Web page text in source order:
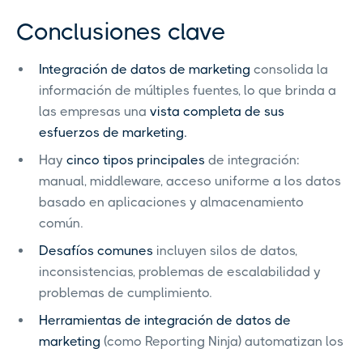
Conclusiones clave
Integración de datos de marketing consolida la
información de múltiples fuentes, lo que brinda a
las empresas una vista completa de sus
esfuerzos de marketing.
Hay cinco tipos principales de integración:
manual, middleware, acceso uniforme a los datos
basado en aplicaciones y almacenamiento
común.
Desafíos comunes incluyen silos de datos,
inconsistencias, problemas de escalabilidad y
problemas de cumplimiento.
Herramientas de integración de datos de
marketing (como Reporting Ninja) automatizan los